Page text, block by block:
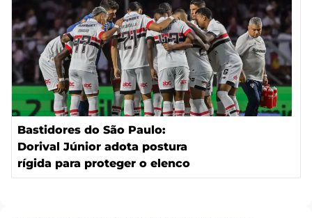
Bastidores do São Paulo:
Dorival Júnior adota postura
rígida para proteger o elenco